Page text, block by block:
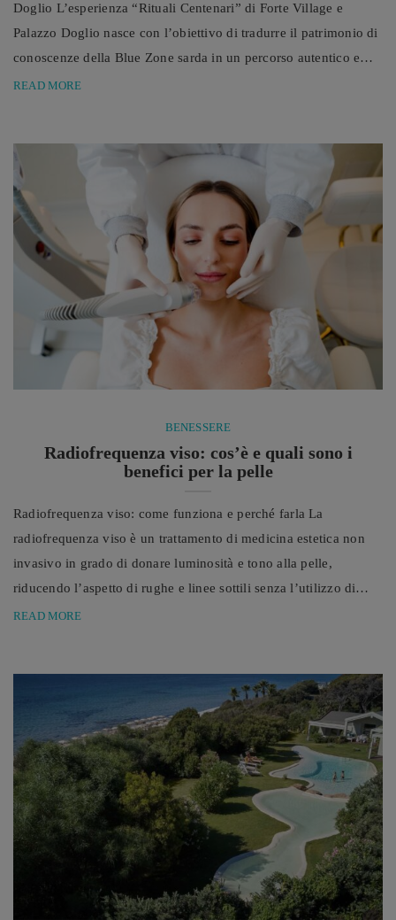
Doglio L’esperienza “Rituali Centenari” di Forte Village e
Palazzo Doglio nasce con l’obiettivo di tradurre il patrimonio di
conoscenze della Blue Zone sarda in un percorso autentico e
coinvolgente, che permette agli ospiti di avvicinarsi ai valori,
aree geografiche individuate ...
READ MORE
BENESSERE
Radiofrequenza viso: cos’è e quali sono i
benefici per la pelle
Radiofrequenza viso: come funziona e perché farla La
radiofrequenza viso è un trattamento di medicina estetica non
invasivo in grado di donare luminosità e tono alla pelle,
riducendo l’aspetto di rughe e linee sottili senza l’utilizzo di
aghi o bisturi. Negli ultimi anni la radiofrequenza viso si è
i segni del tempo senza ricorrere alla chirurgia.
L’invecchiamento ...
READ MORE